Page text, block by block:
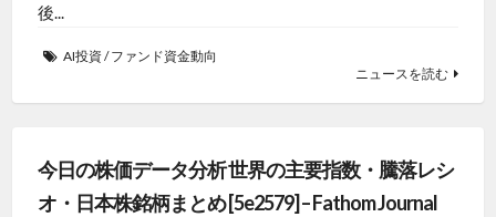
後...
AI投資/ファンド資金動向
ニュースを読む
今日の株価データ分析 世界の主要指数・騰落レシ
オ・日本株銘柄まとめ [5e2579] – Fathom Journal